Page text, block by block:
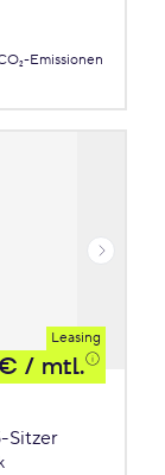
Emissionen
Leasing
/ mtl.
Sitzer